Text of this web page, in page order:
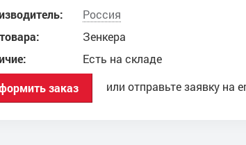
Россия
Зенкера
Есть на складе
заказ или отправьте заявку на